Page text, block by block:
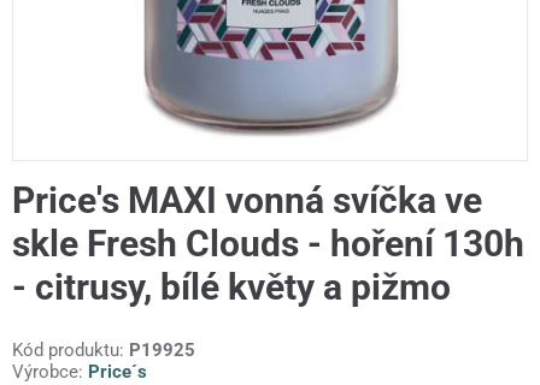
Price's MAXI vonná svíčka ve
skle Fresh Clouds - hoření 130h
- citrusy, bílé květy a pižmo
Kód produktu: P19925
Výrobce: Price´s